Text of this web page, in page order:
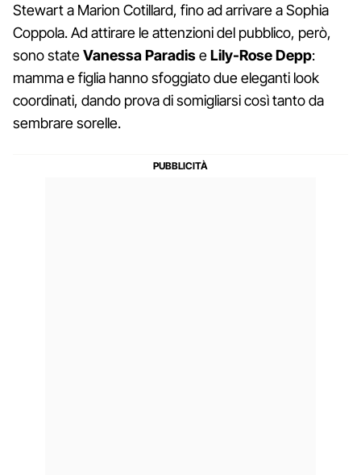
Stewart a Marion Cotillard, fino ad arrivare a Sophia
Coppola. Ad attirare le attenzioni del pubblico, però,
sono stateVanessa ParadiseLily-Rose Depp:
mamma e figlia hanno sfoggiato due eleganti look
coordinati, dando prova di somigliarsi così tanto da
sembrare sorelle.